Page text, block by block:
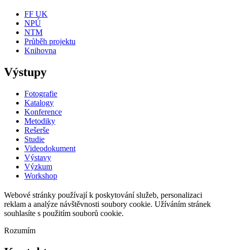
FF UK
NPÚ
NTM
Průběh projektu
Knihovna
Výstupy
Fotografie
Katalogy
Konference
Metodiky
Rešerše
Studie
Videodokument
Výstavy
Výzkum
Workshop
Webové stránky používají k poskytování služeb, personalizaci
reklam a analýze návštěvnosti soubory cookie. Užíváním stránek
souhlasíte s použitím souborů cookie.
Rozumím